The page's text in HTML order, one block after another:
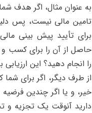
به عنوان مثال، اگر هدف
تامین مالی نیست، پس
برای تأیید پیش بینی
حاصل از آن را برای کسب و
را انجام دهید؟ این
از طرف دیگر، اگر برای
خیر، و یا اگر چندین
دارید آنوقت یک تجزیه و